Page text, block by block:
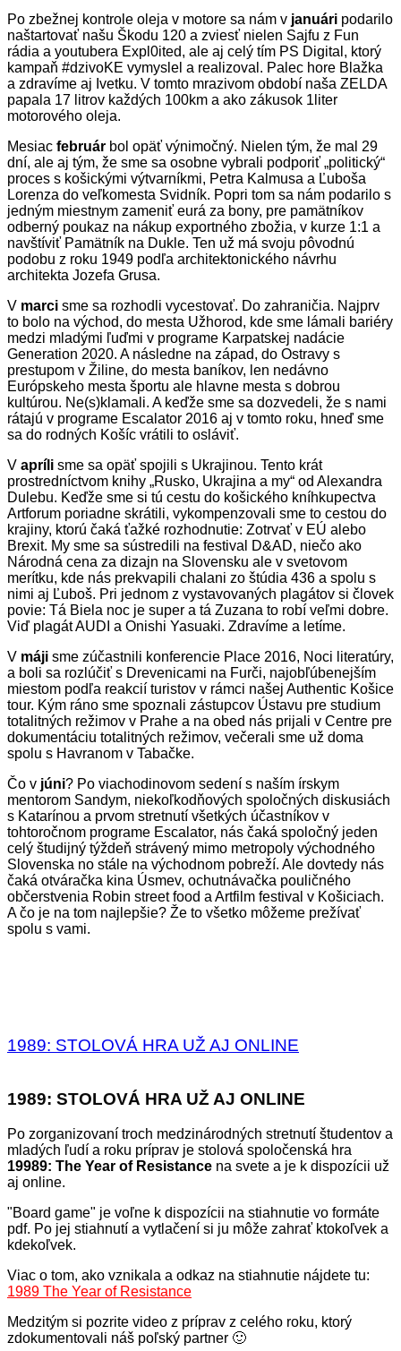
Po zbežnej kontrole oleja v motore sa nám v januári podarilo
naštartovať našu Škodu 120 a zviesť nielen Sajfu z Fun
rádia a youtubera Expl0ited, ale aj celý tím PS Digital, ktorý
kampaň #dzivoKE vymyslel a realizoval. Palec hore Blažka
a zdravíme aj Ivetku. V tomto mrazivom období naša ZELDA
papala 17 litrov každých 100km a ako zákusok 1liter
motorového oleja.
Mesiac február bol opäť výnimočný. Nielen tým, že mal 29
dní, ale aj tým, že sme sa osobne vybrali podporiť „politický“
proces s košickými výtvarníkmi, Petra Kalmusa a Ľuboša
Lorenza do veľkomesta Svidník. Popri tom sa nám podarilo s
jedným miestnym zameniť eurá za bony, pre pamätníkov
odberný poukaz na nákup exportného zbožia, v kurze 1:1 a
navštíviť Pamätník na Dukle. Ten už má svoju pôvodnú
podobu z roku 1949 podľa architektonického návrhu
architekta Jozefa Grusa.
V marci sme sa rozhodli vycestovať. Do zahraničia. Najprv
to bolo na východ, do mesta Užhorod, kde sme lámali bariéry
medzi mladými ľuďmi v programe Karpatskej nadácie
Generation 2020. A následne na západ, do Ostravy s
prestupom v Žiline, do mesta baníkov, len nedávno
Európskeho mesta športu ale hlavne mesta s dobrou
kultúrou. Ne(s)klamali. A keďže sme sa dozvedeli, že s nami
rátajú v programe Escalator 2016 aj v tomto roku, hneď sme
sa do rodných Košíc vrátili to osláviť.
V apríli sme sa opäť spojili s Ukrajinou. Tento krát
prostredníctvom knihy „Rusko, Ukrajina a my“ od Alexandra
Dulebu. Keďže sme si tú cestu do košického kníhkupectva
Artforum poriadne skrátili, vykompenzovali sme to cestou do
krajiny, ktorú čaká ťažké rozhodnutie: Zotrvať v EÚ alebo
Brexit. My sme sa sústredili na festival D&AD, niečo ako
Národná cena za dizajn na Slovensku ale v svetovom
merítku, kde nás prekvapili chalani zo štúdia 436 a spolu s
nimi aj Ľuboš. Pri jednom z vystavovaných plagátov si človek
povie: Tá Biela noc je super a tá Zuzana to robí veľmi dobre.
Viď plagát AUDI a Onishi Yasuaki. Zdravíme a letíme.
V máji sme zúčastnili konferencie Place 2016, Noci literatúry,
a boli sa rozlúčiť s Drevenicami na Furči, najobľúbenejším
miestom podľa reakcií turistov v rámci našej Authentic Košice
tour. Kým ráno sme spoznali zástupcov Ústavu pre studium
totalitných režimov v Prahe a na obed nás prijali v Centre pre
dokumentáciu totalitných režimov, večerali sme už doma
spolu s Havranom v Tabačke.
Čo v júni? Po viachodinovom sedení s naším írskym
mentorom Sandym, niekoľkodňových spoločných diskusiách
s Katarínou a prvom stretnutí všetkých účastníkov v
tohtoročnom programe Escalator, nás čaká spoločný jeden
celý študijný týždeň strávený mimo metropoly východného
Slovenska no stále na východnom pobreží. Ale dovtedy nás
čaká otváračka kina Úsmev, ochutnávačka pouličného
občerstvenia Robin street food a Artfilm festival v Košiciach.
A čo je na tom najlepšie? Že to všetko môžeme prežívať
spolu s vami.
1989: STOLOVÁ HRA UŽ AJ ONLINE
1989: STOLOVÁ HRA UŽ AJ ONLINE
Po zorganizovaní troch medzinárodných stretnutí študentov a
mladých ľudí a roku príprav je stolová spoločenská hra
19989: The Year of Resistance na svete a je k dispozícii už
aj online.
"Board game" je voľne k dispozícii na stiahnutie vo formáte
pdf. Po jej stiahnutí a vytlačení si ju môže zahrať ktokoľvek a
kdekoľvek.
Viac o tom, ako vznikala a odkaz na stiahnutie nájdete tu:
1989 The Year of Resistance
Medzitým si pozrite video z príprav z celého roku, ktorý
zdokumentovali náš poľský partner 🙂